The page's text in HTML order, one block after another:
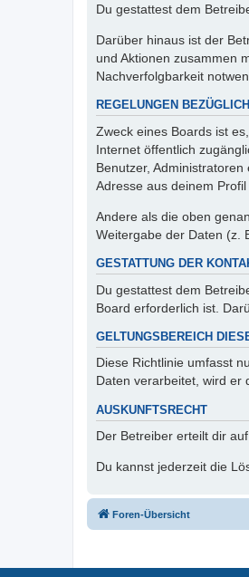
Du gestattest dem
Darüber hinaus ist der
und Aktionen zusammen
Nachverfolgbarkeit
REGELUNGEN
Zweck eines Boards ist
Internet öffentlich
Benutzer,
Adresse aus deinem
Andere als die oben
Weitergabe der Daten (z.
GESTATTUNG DER
Du gestattest dem
Board erforderlich ist.
GELTUNGSBEREICH
Diese Richtlinie umfasst
Daten verarbeitet, wird er
AUSKUNFTSRECHT
Der Betreiber erteilt dir
Du kannst jederzeit die
Foren-Übersicht